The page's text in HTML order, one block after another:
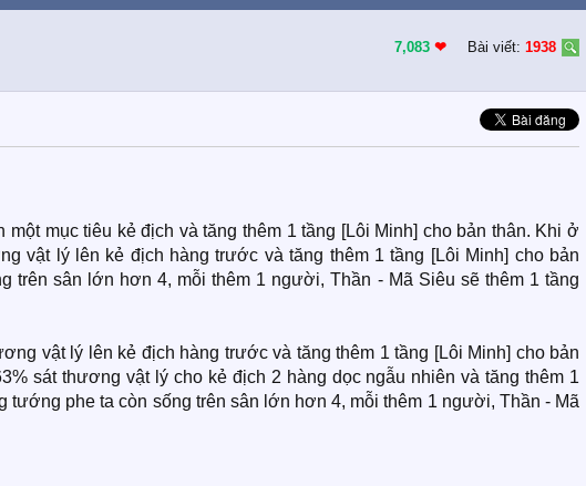
7,083 ❤︎ Bài viết: 1938
mục tiêu kẻ địch và tăng thêm 1 tầng [Lôi Minh] cho bản thân. Khi ở
vật lý lên kẻ địch hàng trước và tăng thêm 1 tầng [Lôi Minh] cho bản
trên sân lớn hơn 4, mỗi thêm 1 người, Thần - Mã Siêu sẽ thêm 1 tầng
vật lý lên kẻ địch hàng trước và tăng thêm 1 tầng [Lôi Minh] cho bản
sát thương vật lý cho kẻ địch 2 hàng dọc ngẫu nhiên và tăng thêm 1
tướng phe ta còn sống trên sân lớn hơn 4, mỗi thêm 1 người, Thần - Mã